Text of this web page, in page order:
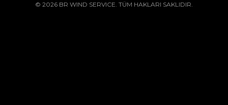
© 2026 BR WIND SERVICE. TÜM HAKLARI SAKLIDIR.